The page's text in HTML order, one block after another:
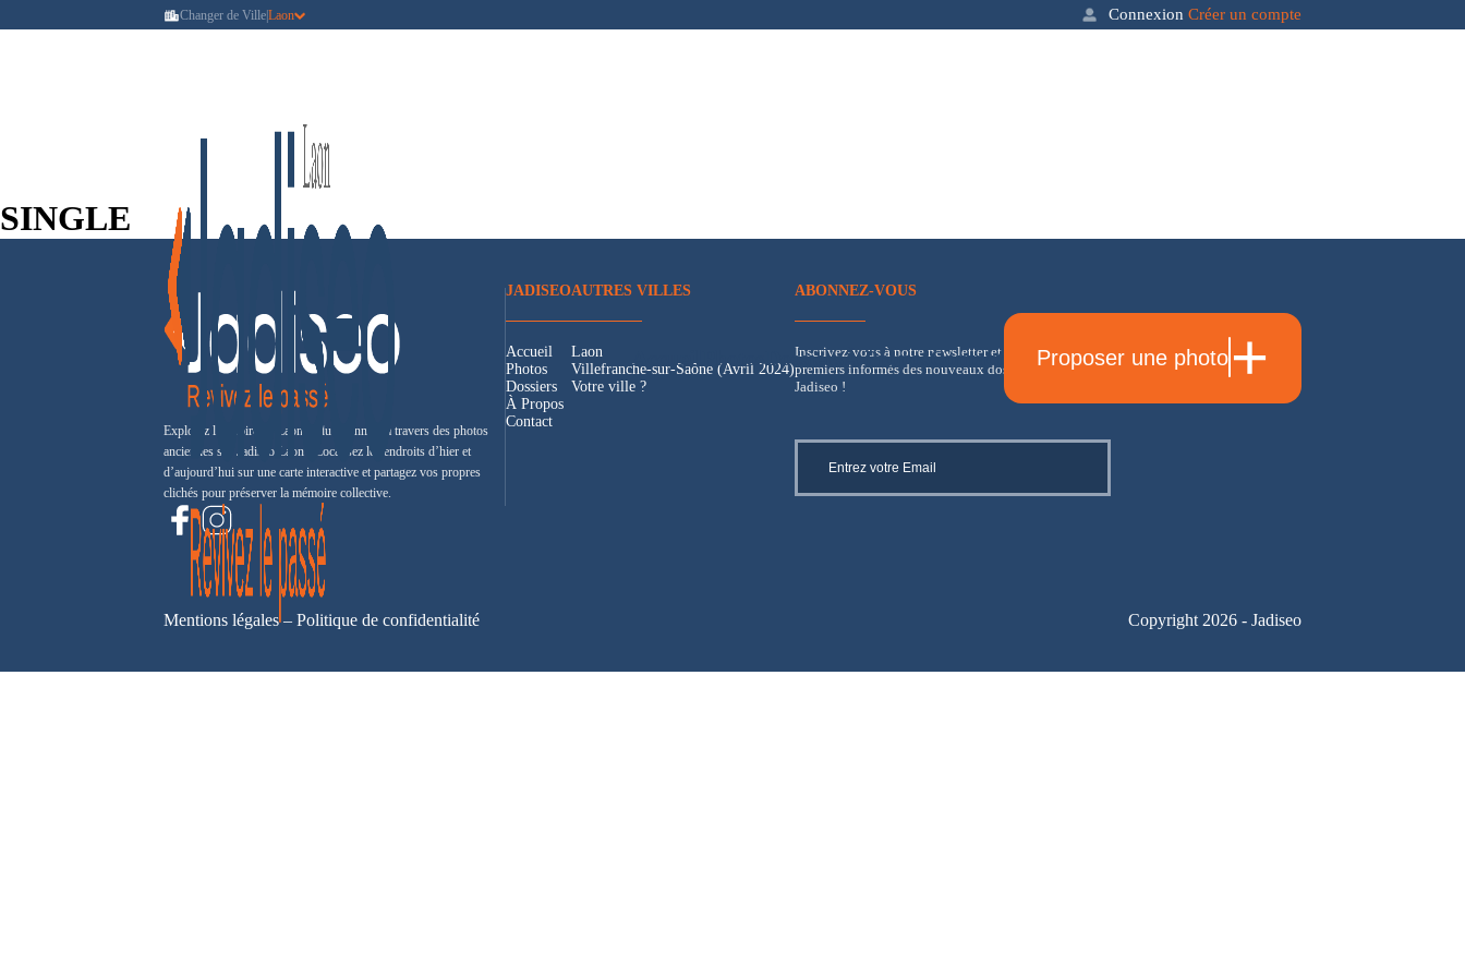
Changer de VilleLaon Connexion Créer un compte
Accueil Photos DossiersÀ ProposContact Proposer une photo +
SINGLE
Explorez l’histoire de Laon et du Laonnois à travers des photos
anciennes sur Jadiseo Laon ! Localisez les endroits d’hier et
d’aujourd’hui sur une carte interactive et partagez vos propres
clichés pour préserver la mémoire collective.
JADISEO
Accueil
Photos
Dossiers
À Propos
Contact
AUTRES VILLES
Laon
Villefranche-sur-Saône (Avril 2024)
Votre ville ?
ABONNEZ-VOUS
Inscrivez-vous à notre newsletter et soyez les
premiers informés des nouveaux dossiers et actualités
Jadiseo !
Mentions légales– Politique de confidentialité Copyright 2026 - Jadiseo